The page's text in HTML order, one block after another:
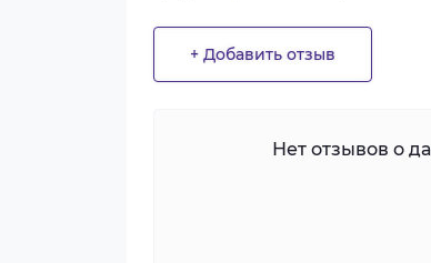
+ Добавить отзыв
Нет отзывов о